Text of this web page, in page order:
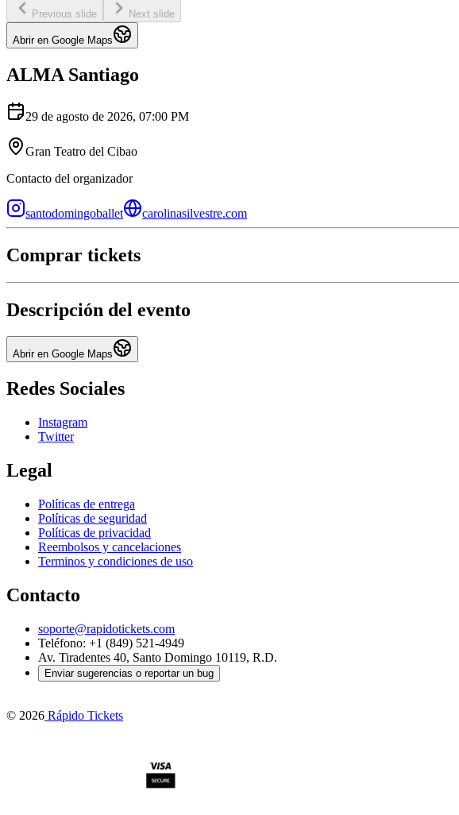
Previous slide Next slide
Abrir en Google Maps
ALMA Santiago
29 de agosto de 2026, 07:00 PM
Gran Teatro del Cibao
Contacto del organizador
santodomingoballet carolinasilvestre.com
Comprar tickets
Descripción del evento
Abrir en Google Maps
Redes Sociales
Instagram
Twitter
Legal
Políticas de entrega
Políticas de seguridad
Políticas de privacidad
Reembolsos y cancelaciones
Terminos y condiciones de uso
Contacto
soporte@rapidotickets.com
Teléfono: +1 (849) 521-4949
Av. Tiradentes 40, Santo Domingo 10119, R.D.
Enviar sugerencias o reportar un bug
© 2026 Rápido Tickets